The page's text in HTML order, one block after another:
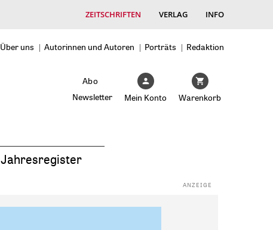
ZEITSCHRIFTEN VERLAG INFO
Über uns Autorinnen und Autoren Porträts
Redaktion
Abo
Newsletter
Mein Konto Warenkorb
Jahresregister